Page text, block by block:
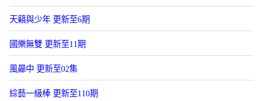
天籟與少年 更新至6期
國樂無雙 更新至11期
風曏中 更新至02集
綜藝一級棒 更新至110期